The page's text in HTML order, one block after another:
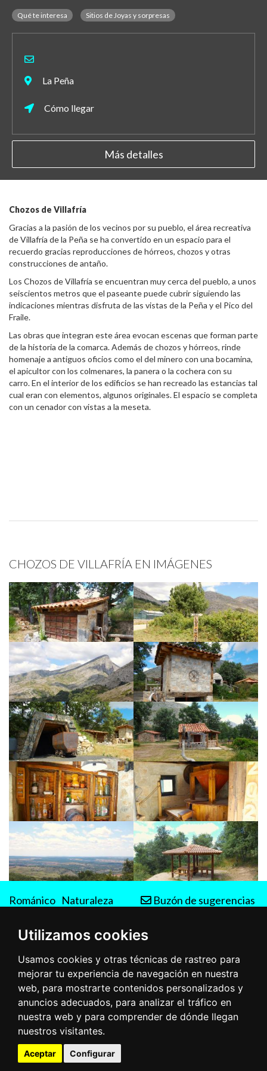
Utilizamos cookies
Usamos cookies y otras técnicas de rastreo para
mejorar tu experiencia de navegación en nuestra
web, para mostrarte contenidos personalizados y
anuncios adecuados, para analizar el tráfico en
nuestra web y para comprender de dónde llegan
nuestros visitantes.
Aceptar Configurar
Qué te interesa Sitios de Joyas y sorpresas
La Peña
Cómo llegar
Más detalles
Chozos de Villafría
Gracias a la pasión de los vecinos por su pueblo, el área recreativa
de Villafría de la Peña se ha convertido en un espacio para el
recuerdo gracias reproducciones de hórreos, chozos y otras
construcciones de antaño.
Los Chozos de Villafría se encuentran muy cerca del pueblo, a unos
seiscientos metros que el paseante puede cubrir siguiendo las
indicaciones mientras disfruta de las vistas de la Peña y el Pico del
Fraile.
Las obras que integran este área evocan escenas que forman parte
de la historia de la comarca. Además de chozos y hórreos, rinde
homenaje a antiguos oficios como el del minero con una bocamina,
el apicultor con los colmenares, la panera o la cochera con su
carro. En el interior de los edificios se han recreado las estancias tal
cual eran con elementos, algunos originales. El espacio se completa
con un cenador con vistas a la meseta.
CHOZOS DE VILLAFRÍA EN IMÁGENES
Románico Naturaleza
Buzón de sugerencias